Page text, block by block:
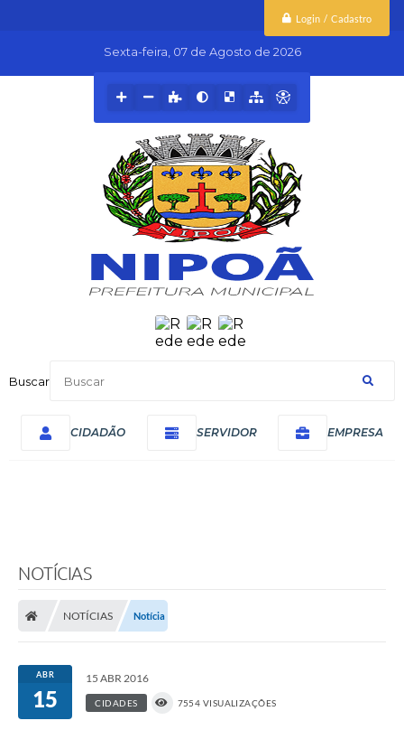
Login / Cadastro
Buscar
CIDADÃO SERVIDOR EMPRESA
Sexta-feira 07 de Agosto de 2026
NOTÍCIAS
NOTÍCIAS Notícia
ABR
15
15 ABR 2016
CIDADES 7554 VISUALIZAÇÕES